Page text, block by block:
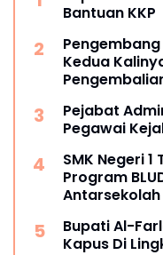
Bantuan KKP
Kedua
Pejabat
Pegawai
SMK Negeri
Program
Antarsekolah
Bupati Al-
Kapus Di